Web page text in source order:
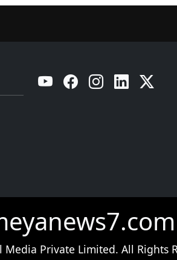
YouTube Facebook Instagram Linkedin
Private Limited. All Rights